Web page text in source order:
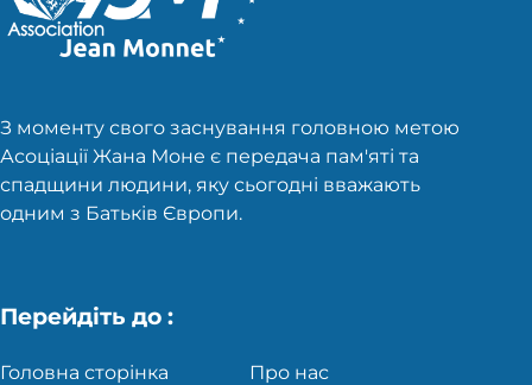
З моменту свого заснування головною метою
Асоціації Жана Моне є передача пам'яті та
спадщини людини, яку сьогодні вважають
одним з Батьків Європи.
Перейдіть до :
Головна сторінка Про нас